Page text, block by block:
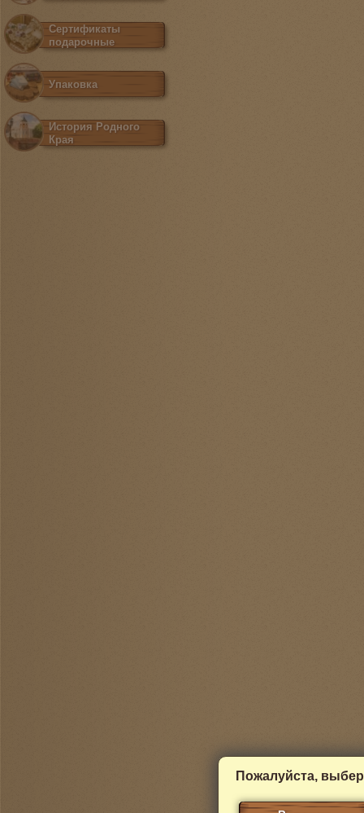
Пожалуйста,
Сертификаты
подарочные
Упаковка
История Родного
Края